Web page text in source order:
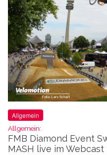
Allgemein
Allgemein:
FMB Diamond Event
MASH live im Webcast